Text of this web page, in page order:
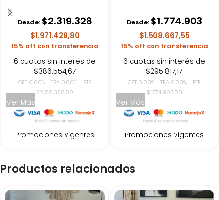
Desde: $2.319.328
$1.971.428,80
15% off con transferencia
6 cuotas sin interés de
$386.554,67
CFT 0.00% - TEA 0.00% - PTF
$2.319.328,00
Ver Más
Promociones Vigentes
Desde: $1.774.903
$1.508.667,55
15% off con transferencia
6 cuotas sin interés de
$295.817,17
CFT 0.00% - TEA 0.00% - PTF
$1.774.903,00
Ver Más
Promociones Vigentes
Productos relacionados